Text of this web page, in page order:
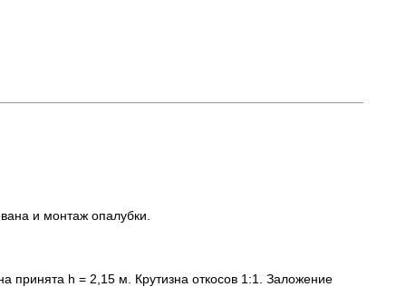
и монтаж опалубки.
принята h = 2,15 м. Крутизна откосов 1:1. Заложение